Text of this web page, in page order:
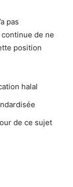
pas
de ne
position
halal
de ce sujet